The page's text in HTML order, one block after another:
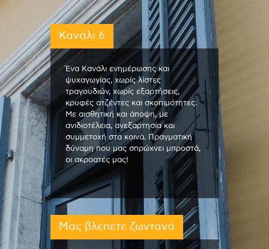
Κανάλι 6
Ένα Κανάλι ενημέρωσης και
ψυχαγωγίας, χωρίς λίστες
τραγουδιών, χωρίς εξαρτήσεις,
κρυφές ατζέντες και σκοπιμότητες.
Με αισθητική και άποψη, με
ανιδιοτέλεια, ανεξαρτησία και
συμμετοχή στα κοινά. Πραγματική
δύναμη που μας σπρώχνει μπροστά,
οι ακροατές μας!
Μας βλέπετε ζωντανά